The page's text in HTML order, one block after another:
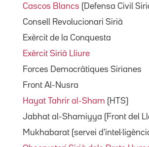
Cascos Blancs (Defensa Civil
Consell Revolucionari Sirià
Exèrcit de la Conquesta
Exèrcit Sirià Lliure
Forces Democràtiques Sirianes
Front Al-Nusra
Hayat Tahrir al-Sham (HTS)
Jabhat al-Shamiyya (Front del
Mukhabarat (servei